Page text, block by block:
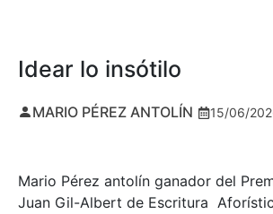
Idear lo insótilo
MARIO PÉREZ ANTOLÍN 15/06/
Mario Pérez antolín ganador del
Juan Gil-Albert de Escritura